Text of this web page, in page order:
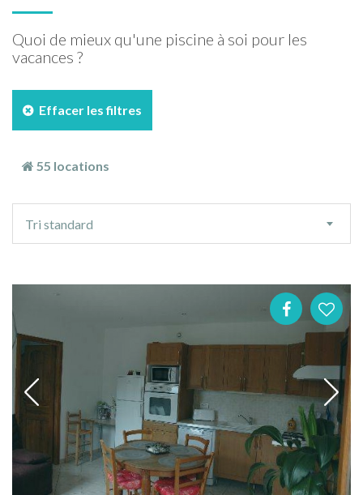
Quoi de mieux qu'une piscine à soi pour les
vacances ?
Effacer les filtres
55 locations
tri
Tri standard